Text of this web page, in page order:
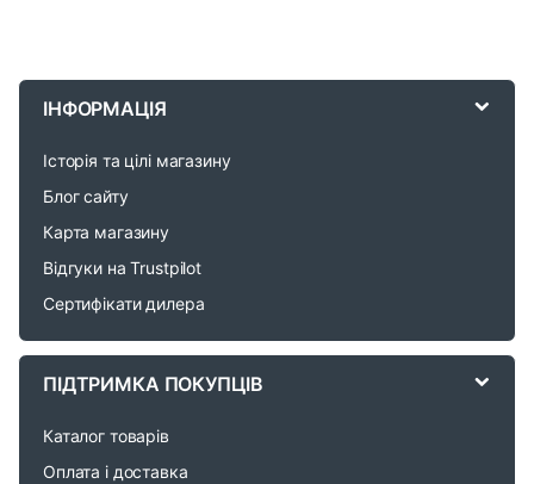
C
ІНФОРМАЦІЯ
Історія та цілі магазину
Блог сайту
Карта магазину
Відгуки на Trustpilot
Сертифікати дилера
ПІДТРИМКА ПОКУПЦІВ
Каталог товарів
Оплата і доставка